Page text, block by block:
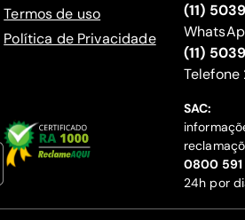
Termos de uso
Política de Privacidade
(11)
(11)
SAC:
‍0800 591
24h por